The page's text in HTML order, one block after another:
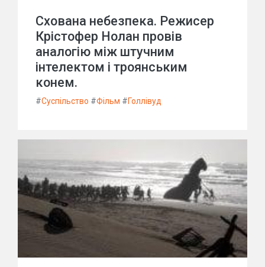
Схована небезпека. Режисер
Крістофер Нолан провів
аналогію між штучним
інтелектом і троянським
конем.
#Суспільство #Фільм #Голлівуд